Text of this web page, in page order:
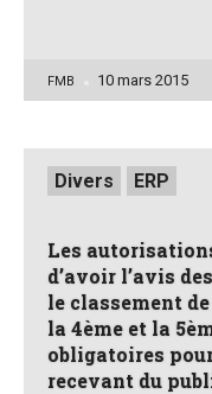
Posted
FMB 10 mars 2015
Posted
inDivers ERP
Les
d’avoir l’avis
le classement
la 4ème et la
obligatoires
recevant du